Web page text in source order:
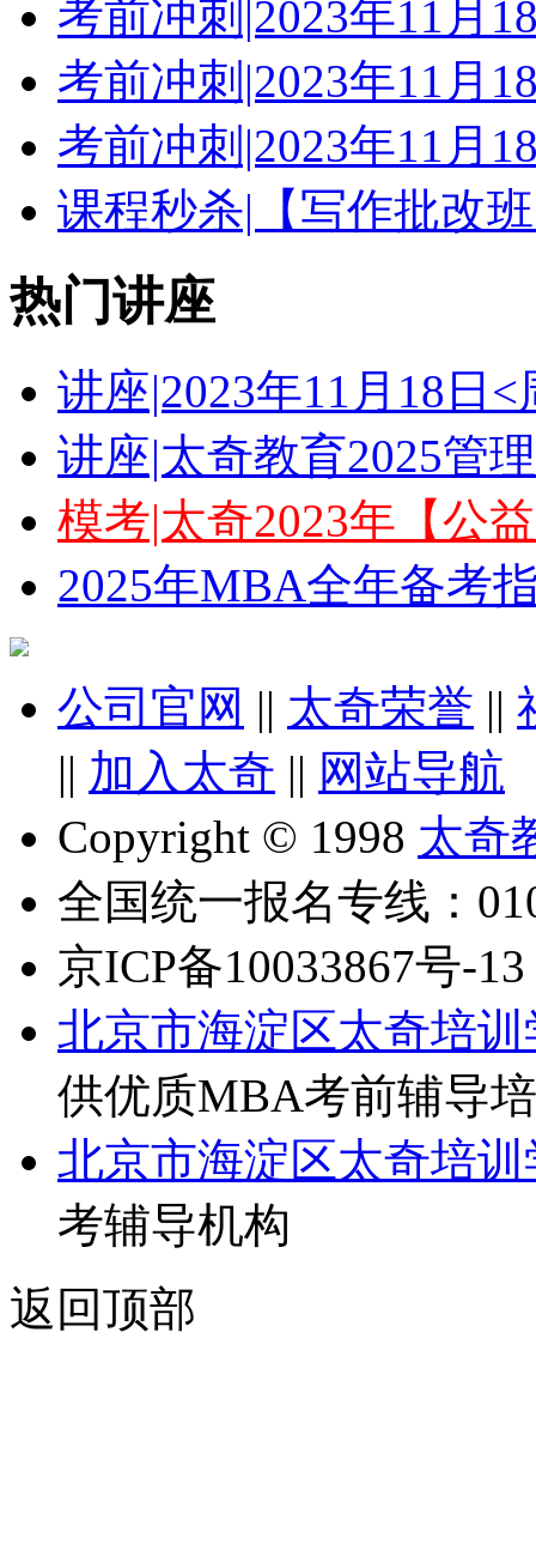
考前冲刺|2023年11月
考前冲刺|2023年11月
考前冲刺|2023年11月
课程秒杀|【写作批改
热门讲座
讲座|2023年11月18日
讲座|太奇教育2025管
模考|太奇2023年【公
2025年MBA全年备考
公司官网 || 太奇荣誉 ||
|| 加入太奇 || 网站导航
Copyright © 1998 太奇
全国统一报名专线：
京ICP备10033867号-13
北京市海淀区太奇培训
供优质MBA考前辅导
北京市海淀区太奇培训
考辅导机构
返回顶部